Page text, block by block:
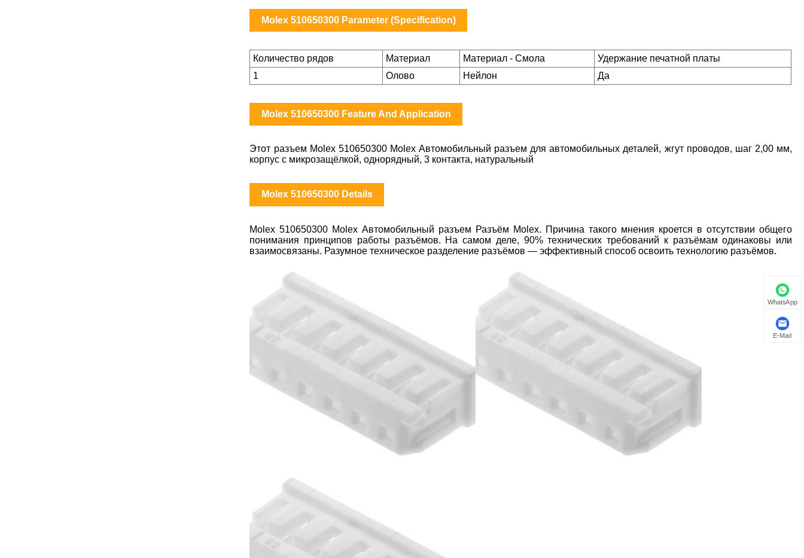
Molex 510650300 Parameter (Specification)
Количество рядов Материал Материал - Смола
Удержание печатной платы
1
Олово Нейлон Да
Molex 510650300 Feature And Application
Этот разъем Molex 510650300 Molex Автомобильный разъем для автомобильных деталей, жгут проводов, шаг 2,00 мм,
корпус с микрозащёлкой, однорядный, 3 контакта, натуральный
Molex 510650300 Details
Molex 510650300 Molex Автомобильный разъем Разъём Molex. Причина такого мнения кроется в отсутствии общего
понимания принципов работы разъёмов. На самом деле, 90% технических требований к разъёмам одинаковы или
взаимосвязаны. Разумное техническое разделение разъёмов — эффективный способ освоить технологию разъёмов.
WhatsApp
E-Mail